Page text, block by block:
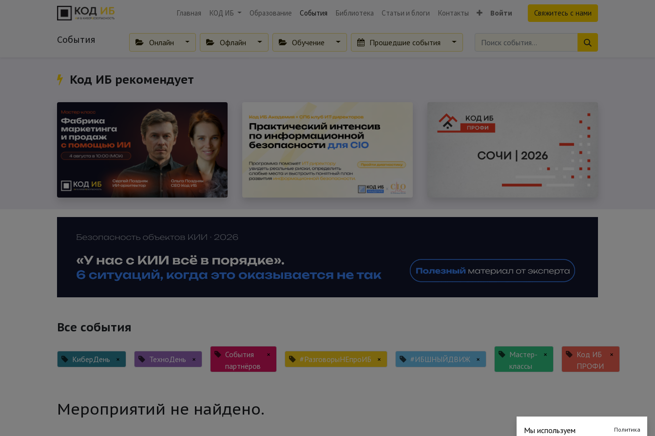
Главная КОД ИБ Образование События Библиотека Статьи и блоги Контакты Войти Свяжитесь с нами
События Онлайн Офлайн Обучение Прошедшие события
Код ИБ рекомендует
Все события
КиберДень × ТехноДень ×
События
партнёров
× #РазговорыНЕпроИБ × #ИБШНЫЙДВИЖ ×
Мастер-
классы
×
Код ИБ
ПРОФИ
×
Мероприятий не найдено.
Мы используем
Политика